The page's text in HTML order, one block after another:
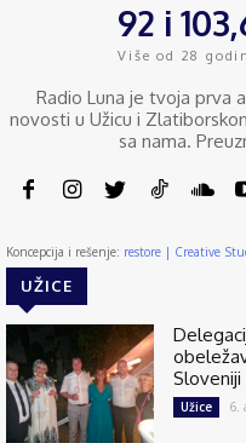
92 i
Više od 28
Radio Luna je tvoja prva
novosti u Užicu i
sa nama.
Koncepcija i rešenje: restore | Creative
UŽICE
Sloveniji
Užice 6.